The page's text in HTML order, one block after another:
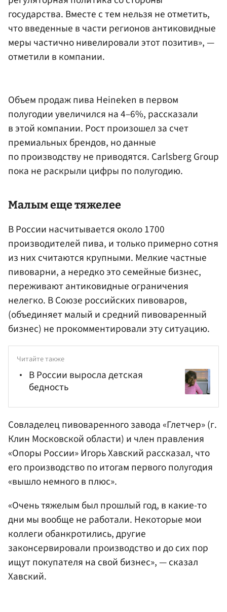
государства. Вместе с тем нельзя не отметить,
что введенные в части регионов антиковидные
меры частично нивелировали этот позитив», —
отметили в компании.
Объем продаж пива Heineken в первом
полугодии увеличился на 4–6%, рассказали
в этой компании. Рост произошел за счет
премиальных брендов, но данные
по производству не приводятся. Carlsberg Group
пока не раскрыли цифры по полугодию.
Малым еще тяжелее
В России насчитывается около 1700
производителей пива, и только примерно сотня
из них считаются крупными. Мелкие частные
пивоварни, а нередко это семейные бизнес,
переживают антиковидные ограничения
нелегко. В Союзе российских пивоваров,
(объединяет малый и средний пивоваренный
бизнес) не прокомментировали эту ситуацию.
Читайте также
В России выросла детская
бедность
Совладелец пивоваренного завода «Глетчер» (г.
Клин Московской области) и член правления
«Опоры России» Игорь Хавский рассказал, что
его производство по итогам первого полугодия
«вышло немного в плюс».
«Очень тяжелым был прошлый год, в какие-то
дни мы вообще не работали. Некоторые мои
коллеги обанкротились, другие
законсервировали производство и до сих пор
ищут покупателя на свой бизнес», — сказал
Хавский.